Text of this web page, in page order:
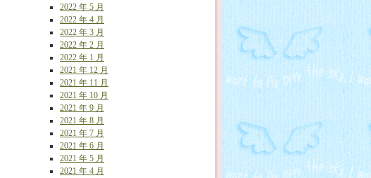
2022 年 5 月
2022 年 4 月
2022 年 3 月
2022 年 2 月
2022 年 1 月
2021 年 12 月
2021 年 11 月
2021 年 10 月
2021 年 9 月
2021 年 8 月
2021 年 7 月
2021 年 6 月
2021 年 5 月
2021 年 4 月